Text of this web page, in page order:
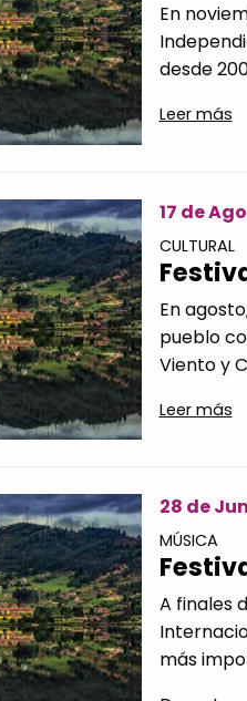
En
desde
Leer más
17 de
CULTURAL
En
pueblo
Viento y
Leer más
28 de
MÚSICA
A finales
más